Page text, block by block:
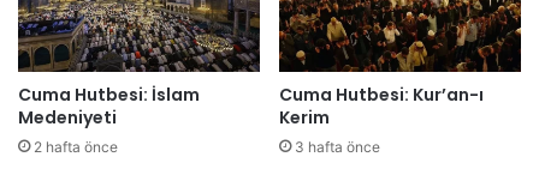
i
z
Cuma Hutbesi: İslam
Medeniyeti
2 hafta önce
Cuma Hutbesi: Kur’an-ı
Kerim
3 hafta önce